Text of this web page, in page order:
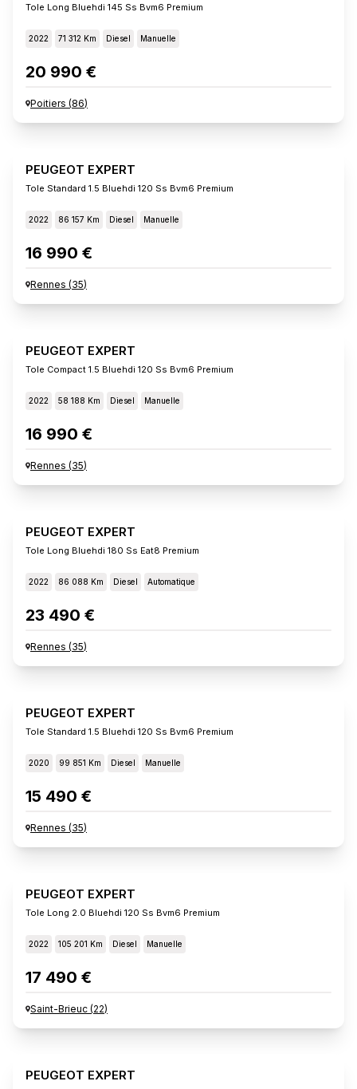
Tole Long Bluehdi 145 Ss Bvm6 Premium
2022 71 312 Km Diesel Manuelle
20 990 €
Poitiers (86)
PEUGEOT EXPERT
Tole Standard 1.5 Bluehdi 120 Ss Bvm6 Premium
2022 86 157 Km Diesel Manuelle
16 990 €
Rennes (35)
PEUGEOT EXPERT
Tole Compact 1.5 Bluehdi 120 Ss Bvm6 Premium
2022 58 188 Km Diesel Manuelle
16 990 €
Rennes (35)
PEUGEOT EXPERT
Tole Long Bluehdi 180 Ss Eat8 Premium
2022 86 088 Km Diesel Automatique
23 490 €
Rennes (35)
PEUGEOT EXPERT
Tole Standard 1.5 Bluehdi 120 Ss Bvm6 Premium
2020 99 851 Km Diesel Manuelle
15 490 €
Rennes (35)
PEUGEOT EXPERT
Tole Long 2.0 Bluehdi 120 Ss Bvm6 Premium
2022 105 201 Km Diesel Manuelle
17 490 €
Saint-Brieuc (22)
PEUGEOT EXPERT